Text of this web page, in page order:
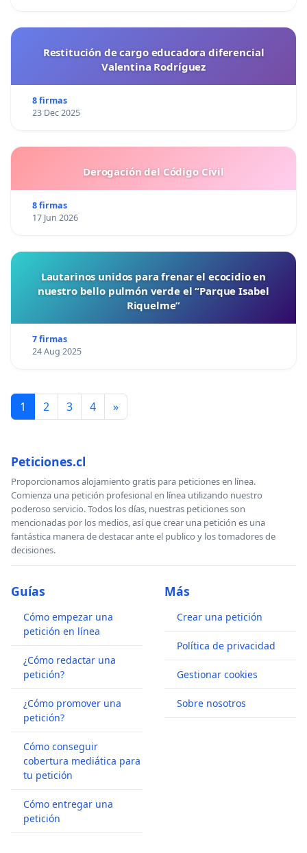
Restitución de cargo educadora diferencial
Valentina Rodríguez
8 firmas
23 Dec 2025
Derogación del Código Civil
8 firmas
17 Jun 2026
Lautarinos unidos para frenar el ecocidio en
nuestro bello pulmón verde el “Parque Isabel
Riquelme”
7 firmas
24 Aug 2025
1 2 3 4 »
Peticiones.cl
Proporcionamos alojamiento gratis para peticiones en línea.
Comienza una petición profesional en línea utilizando nuestro
poderoso servicio. Todos los días, nuestras peticiones son
mencionadas por los medios, así que crear una petición es una
fantástica manera de destacar ante el publico y los tomadores de
decisiones.
Guías
Cómo empezar una
petición en línea
¿Cómo redactar una
petición?
¿Cómo promover una
petición?
Cómo conseguir
cobertura mediática para
tu petición
Cómo entregar una
petición
Más
Crear una petición
Política de privacidad
Gestionar cookies
Sobre nosotros